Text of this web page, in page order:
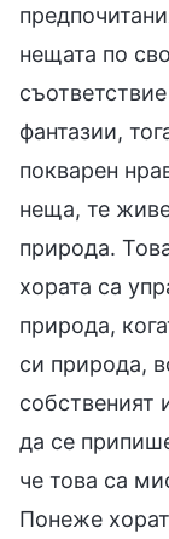
нещата по
фантазии,
покварен
неща, те
природа.
хората са
природа,
си природа,
собственият
да се
че това са
Понеже